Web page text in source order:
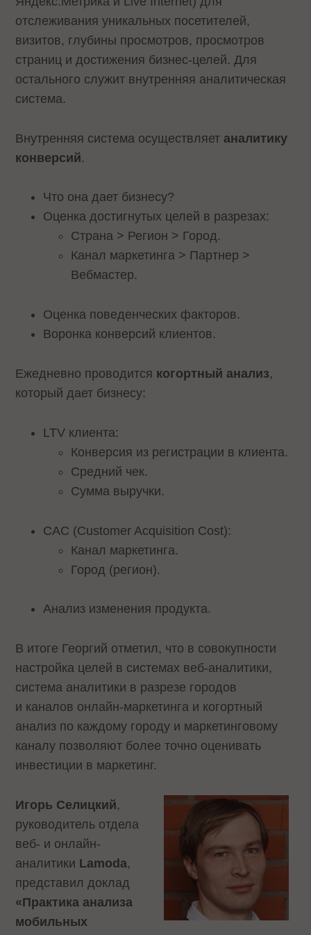
отслеживания уникальных посетителей,
визитов, глубины просмотров, просмотров
страниц и достижения бизнес-целей. Для
остального служит внутренняя аналитическая
система.
Внутренняя система осуществляет аналитику
конверсий.
Что она дает бизнесу?
Оценка достигнутых целей в разрезах:
Страна > Регион > Город.
Канал маркетинга > Партнер >
Вебмастер.
Оценка поведенческих факторов.
Воронка конверсий клиентов.
Ежедневно проводится когортный анализ,
который дает бизнесу:
LTV клиента:
Конверсия из регистрации в клиента.
Средний чек.
Сумма выручки.
CAC (Customer Acquisition Cost):
Канал маркетинга.
Город (регион).
Анализ изменения продукта.
В итоге Георгий отметил, что в совокупности
настройка целей в системах веб-аналитики,
система аналитики в разрезе городов
и каналов онлайн-маркетинга и когортный
анализ по каждому городу и маркетинговому
каналу позволяют более точно оценивать
инвестиции в маркетинг.
Игорь Селицкий,
руководитель отдела
веб- и онлайн-
аналитики Lamoda,
представил доклад
«Практика анализа
мобильных